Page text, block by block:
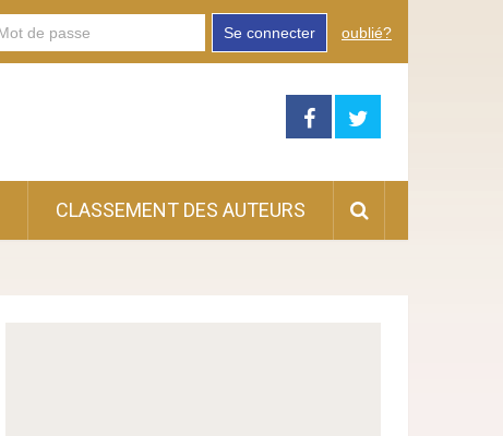
Se connecter oublié?
CLASSEMENT DES AUTEURS